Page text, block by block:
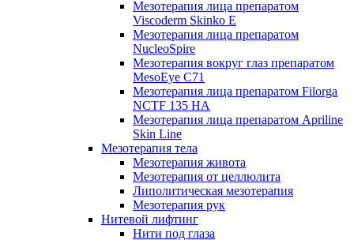
Мезотерапия лица препаратом
Viscoderm Skinko E
Мезотерапия лица препаратом
NucleoSpire
Мезотерапия вокруг глаз препаратом
MesoEye С71
Мезотерапия лица препаратом Filorga
NCTF 135 HA
Мезотерапия лица препаратом Apriline
Skin Line
Мезотерапия тела
Мезотерапия живота
Мезотерапия от целлюлита
Липолитическая мезотерапия
Мезотерапия рук
Нитевой лифтинг
Нити под глаза